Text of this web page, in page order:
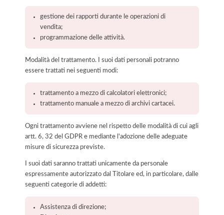
gestione dei rapporti durante le operazioni di
vendita;
programmazione delle attività.
Modalità del trattamento. I suoi dati personali potranno
essere trattati nei seguenti modi:
trattamento a mezzo di calcolatori elettronici;
trattamento manuale a mezzo di archivi cartacei.
Ogni trattamento avviene nel rispetto delle modalità di cui agli
artt. 6, 32 del GDPR e mediante l'adozione delle adeguate
misure di sicurezza previste.
I suoi dati saranno trattati unicamente da personale
espressamente autorizzato dal Titolare ed, in particolare, dalle
seguenti categorie di addetti:
Assistenza di direzione;